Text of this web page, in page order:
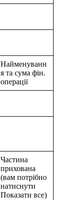
Найменуванн
я та сума фін.
операції
Частина
прихована
(вам потрібно
натиснути
Показати все)